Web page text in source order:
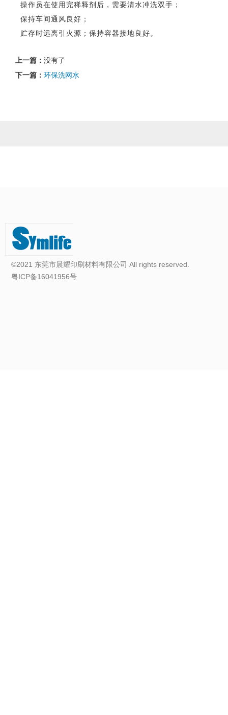
操作员在使用完稀释剂后，需要清水冲洗双手；
保持车间通风良好；
贮存时远离引火源；保持容器接地良好。
上一篇： 没有了
下一篇： 环保洗网水
©2021 东莞市晨耀印刷材料有限公司 All rights reserved.
粤ICP备16041956号